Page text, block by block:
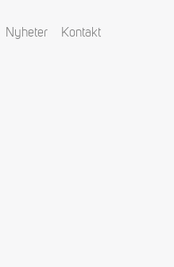
Nyheter Kontakt